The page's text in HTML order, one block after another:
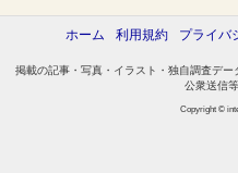
ホーム 利用規約 プライバ
掲載の記事・写真・イラスト・独自調査デ
公衆送信
Copyright ©